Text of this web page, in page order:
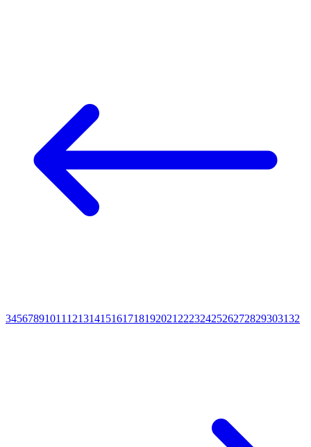
34567891011 12131415161718192021 2223242526272829303132